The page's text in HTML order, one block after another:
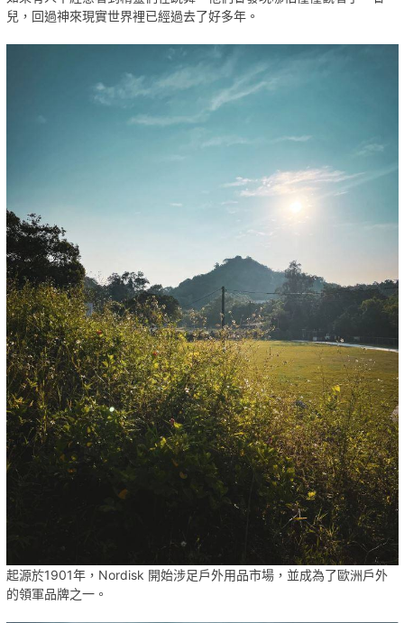
兒， 回過神來現實世界裡已經過去了好多年。
起源於1901年， Nordisk 開始涉足戶外用品市場，並成為了歐洲戶外
的領軍品牌之一。